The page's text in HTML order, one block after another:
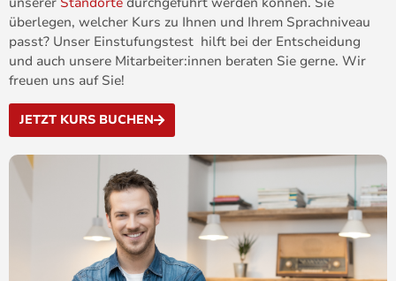
überlegen, welcher Kurs zu Ihnen und Ihrem Sprachniveau
passt? Unser Einstufungstest hilft bei der Entscheidung
und auch unsere Mitarbeiter:innen beraten Sie gerne. Wir
freuen uns auf Sie!
JETZT KURS BUCHEN